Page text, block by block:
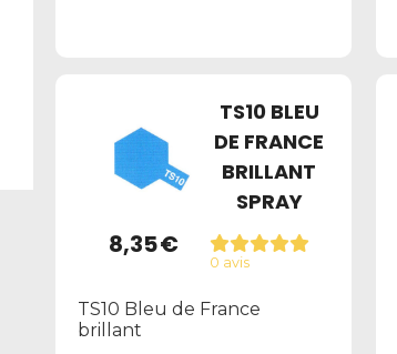
TS10 BLEU
DE FRANCE
BRILLANT
SPRAY
0 avis
8,35€
TS10 Bleu de France
brillant